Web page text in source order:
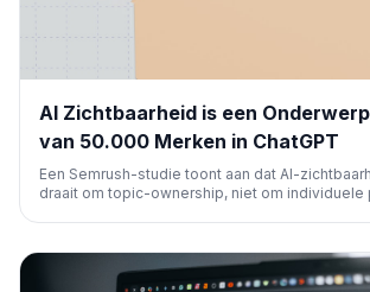
AI Zichtbaarheid is een
van 50.000 Merken in ChatGPT
Een Semrush-studie toont aan dat AI-
draait om topic-ownership, niet om individuele